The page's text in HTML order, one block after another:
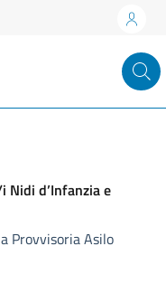
d’Infanzia e
Provvisoria Asilo